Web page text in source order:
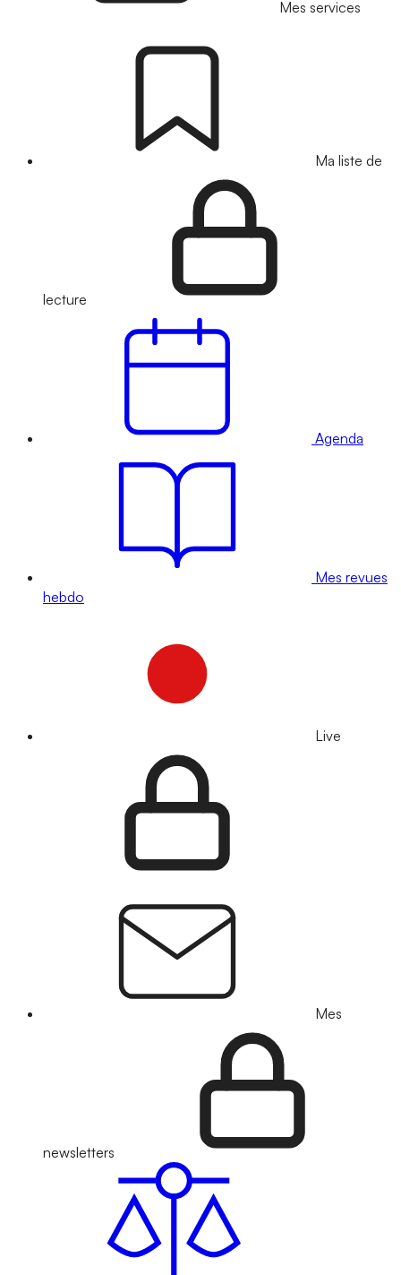
Mes services
Ma liste de
lecture
Agenda
Mes revues
hebdo
Live
Mes
newsletters